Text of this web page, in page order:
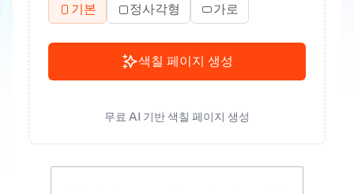
기본 정사각형 가로
색칠 페이지 생성
무료 AI 기반 색칠 페이지 생성